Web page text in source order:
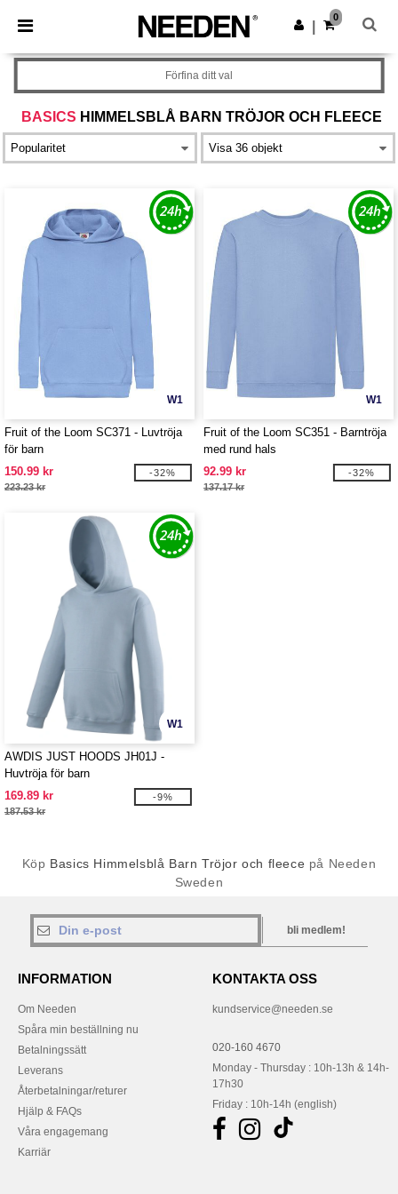
× Needen-app
Bättre priser i appen!
Hämta app
0
BASICS HIMMELSBLÅ BARN TRÖJOR OCH FLEECE
Förfina ditt val
W1
Fruit of the Loom SC371 - Luvtröja
för barn
150.99 kr
223.23 kr
-32%
W1
Fruit of the Loom SC351 - Barntröja
med rund hals
92.99 kr
137.17 kr
-32%
W1
AWDIS JUST HOODS JH01J -
Huvtröja för barn
169.89 kr
187.53 kr
-9%
Köp Basics Himmelsblå Barn Tröjor och fleece på Needen
Sweden
bli medlem!
INFORMATION
Om Needen
Spåra min beställning nu
Betalningssätt
Leverans
Återbetalningar/returer
Hjälp & FAQs
Våra engagemang
Karriär
KONTAKTA OSS
kundservice@needen.se
020-160 4670
Monday - Thursday : 10h-13h & 14h-
17h30
Friday : 10h-14h (english)